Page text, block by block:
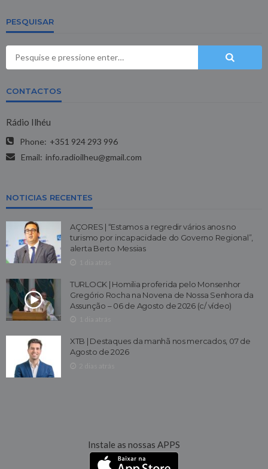
PESQUISAR
CONTACTOS
Rádio Ilhéu
Phone: +351 924 293 996
Email: info.radioilheu@gmail.com
NOTICIAS RECENTES
AÇORES | “Estamos a regredir vários anos no
turismo por incapacidade do Governo Regional”,
alerta Berto Messias
TURLOCK | Homilia proferida pelo Monsenhor
Gregório Rocha na Novena de Nossa Senhora da
Assunção – 06 de Agosto de 2026 (c/ vídeo)
XTB | Destaques da manhã nos mercados, 07 de
Agosto de 2026
Instale as nossas APPS